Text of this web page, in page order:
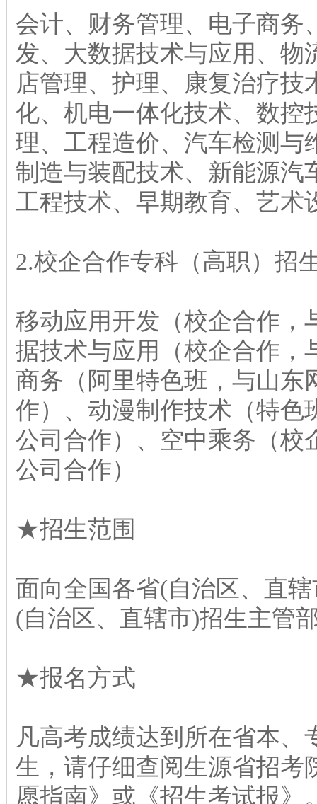
会计、财务管理、电子商务
发、大数据技术与应用、物
店管理、护理、康复治疗
化、机电一体化技术、数控
理、工程造价、汽车检测与
制造与装配技术、新能源汽
工程技术、早期教育、艺术
2.校企合作专科（高职）招
移动应用开发（校企合作，
据技术与应用（校企合作，
商务（阿里特色班，与山东
作）、动漫制作技术（特色
公司合作）、空中乘务（校
公司合作）
★招生范围
面向全国各省(自治区、直
(自治区、直辖市)招生主管
★报名方式
凡高考成绩达到所在省本
生，请仔细查阅生源省招考
愿指南》或《招生考试报